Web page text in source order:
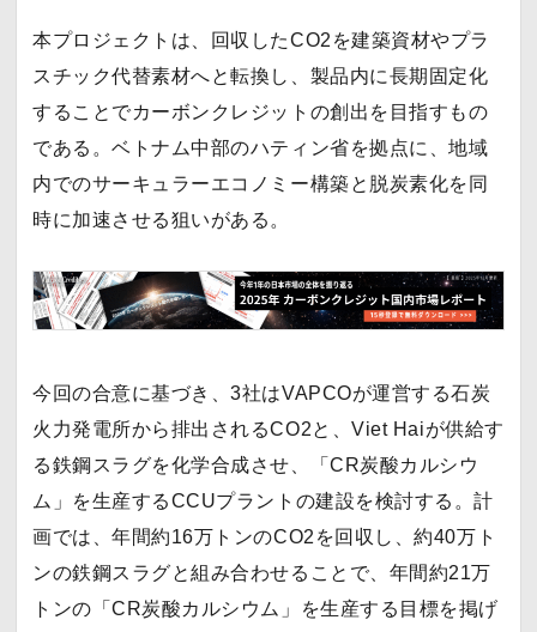
本プロジェクトは、回収したCO2を建築資材やプラ
スチック代替素材へと転換し、製品内に長期固定化
することでカーボンクレジットの創出を目指すもの
である。ベトナム中部のハティン省を拠点に、地域
内でのサーキュラーエコノミー構築と脱炭素化を同
時に加速させる狙いがある。
今回の合意に基づき、3社はVAPCOが運営する石炭
火力発電所から排出されるCO2と、Viet Haiが供給す
る鉄鋼スラグを化学合成させ、「CR炭酸カルシウ
ム」を生産するCCUプラントの建設を検討する。計
画では、年間約16万トンのCO2を回収し、約40万ト
ンの鉄鋼スラグと組み合わせることで、年間約21万
トンの「CR炭酸カルシウム」を生産する目標を掲げ